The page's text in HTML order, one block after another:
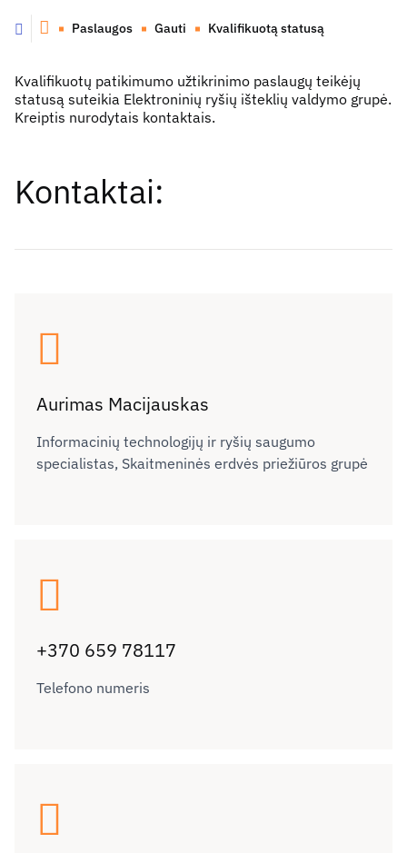
Grįžti atgalPaslaugos Gauti Kvalifikuotą statusą
Kvalifikuotų patikimumo užtikrinimo paslaugų teikėjų
statusą suteikia Elektroninių ryšių išteklių valdymo grupė.
Kreiptis nurodytais kontaktais.
Kontaktai:
Aurimas Macijauskas
Informacinių technologijų ir ryšių saugumo
specialistas, Skaitmeninės erdvės priežiūros grupė
+370 659 78117
Telefono numeris